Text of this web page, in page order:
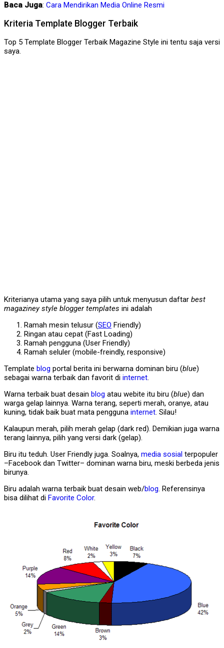
Baca Juga: Cara Mendirikan Media Online Resmi
Kriteria Template Blogger Terbaik
Top 5 Template Blogger Terbaik Magazine Style ini tentu saja versi
saya.
Kriterianya utama yang saya pilih untuk menyusun daftar best
magaziney style blogger templates ini adalah
Ramah mesin telusur (SEO Friendly)
Ringan atau cepat (Fast Loading)
Ramah pengguna (User Friendly)
Ramah seluler (mobile-freindly, responsive)
Template blog portal berita ini berwarna dominan biru (blue)
sebagai warna terbaik dan favorit di internet
Warna terbaik buat desain blog atau webite itu biru (blue) dan
warga gelap lainnya. Warna terang, seperti merah, oranye, atau
kuning, tidak baik buat mata pengguna internet . Silau!
Kalaupun merah, pilih merah gelap (dark red). Demikian juga warna
terang lainnya, pilih yang versi dark (gelap).
Biru itu teduh. User Friendly juga. Soalnya, media sosial terpopuler
–Facebook dan Twitter– dominan warna biru, meski berbeda jenis
birunya.
Biru adalah warna terbaik buat desain web/blog . Referensinya
bisa dilihat di Favorite Color.